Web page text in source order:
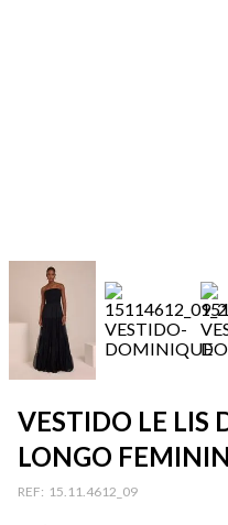
VESTIDO LE LIS
LONGO
: 15.11.4612_09